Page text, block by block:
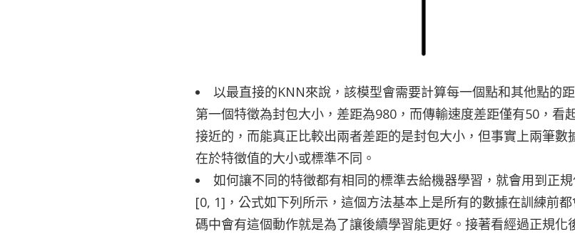
以最直接的KNN來說，該模型會需要計算每一個點和其他點的
第一個特徵為封包大小，差距為980，而傳輸速度差距僅有50，看
接近的，而能真正比較出兩者差距的是封包大小，但事實上兩筆
在於特徵值的大小或標準不同。
如何讓不同的特徵都有相同的標準去給機器學習，就會用到正
[0, 1]，公式如下列所示，這個方法基本上是所有的數據在訓練前
碼中會有這個動作就是為了讓後續學習能更好。接著看經過正規化